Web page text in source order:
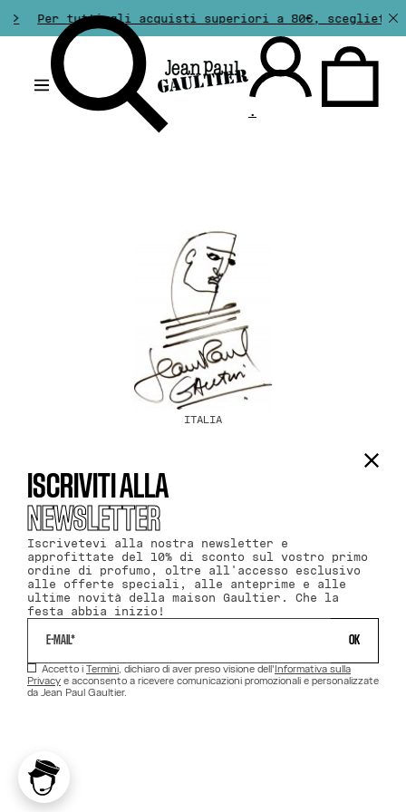
Per tutti gli acquisti superiori a 80€, scegliete
.
ITALIA
ISCRIVITI ALLA
NEWSLETTER
Iscrivetevi alla nostra newsletter e
approfittate del 10% di sconto sul vostro primo
ordine di profumo, oltre all'accesso esclusivo
alle offerte speciali, alle anteprime e alle
ultime novità della maison Gaultier. Che la
festa abbia inizio!
OK
Accetto i Termini, dichiaro di aver preso visione dell'Informativa sulla
Privacy e acconsento a ricevere comunicazioni promozionali e personalizzate
da Jean Paul Gaultier.